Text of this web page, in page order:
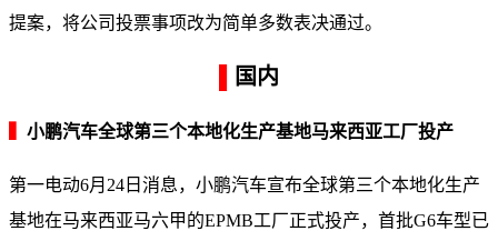
提案，将公司投票事项改为简单多数表决通过。
国内
小鹏汽车全球第三个本地化生产基地马来西亚工厂投产
第一电动6月24日消息，小鹏汽车宣布全球第三个本地化生产
基地在马来西亚马六甲的EPMB工厂正式投产，首批G6车型已